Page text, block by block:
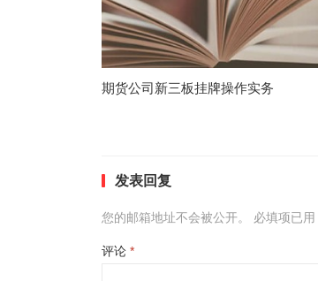
期货公司新三板挂牌操作实务
发表回复
您的邮箱地址不会被公开。 必填项已用
评论 *